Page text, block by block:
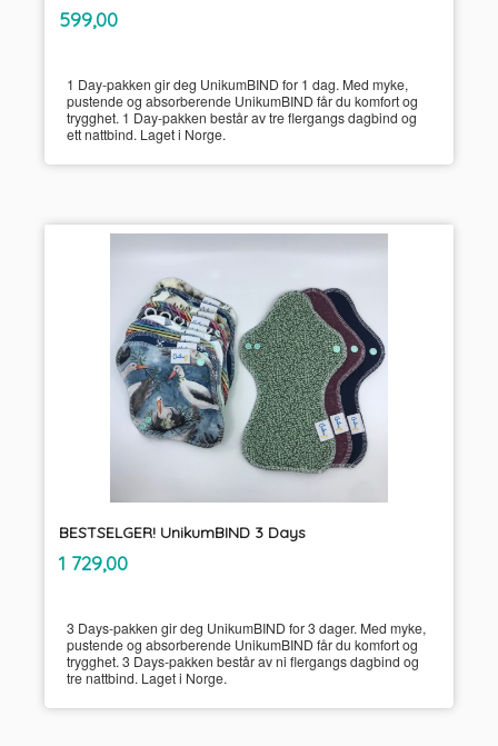
Pris
599,00mva.
1 Day-pakken gir deg UnikumBIND for 1 dag. Med myke,
pustende og absorberende UnikumBIND får du komfort og
trygghet. 1 Day-pakken består av tre flergangs dagbind og
ett nattbind. Laget i Norge.
BESTSELGER! UnikumBIND 3 Days
Pris
1 729,00mva.
3 Days-pakken gir deg UnikumBIND for 3 dager. Med myke,
pustende og absorberende UnikumBIND får du komfort og
trygghet. 3 Days-pakken består av ni flergangs dagbind og
tre nattbind. Laget i Norge.